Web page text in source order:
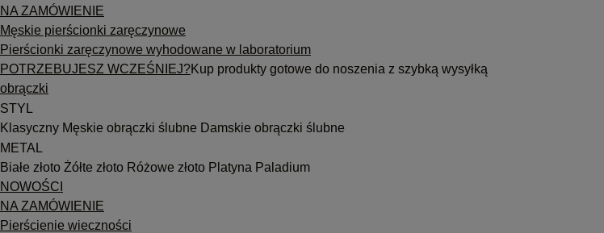
NA ZAMÓWIENIE
Męskie pierścionki zaręczynowe
Pierścionki zaręczynowe wyhodowane w laboratorium
POTRZEBUJESZ WCZEŚNIEJ?Kup produkty gotowe do noszenia z szybką wysyłką
obrączki
STYL
Klasyczny Męskie obrączki ślubne Damskie obrączki ślubne
METAL
Białe złoto Żółte złoto Różowe złoto Platyna Paladium
NOWOŚCI
NA ZAMÓWIENIE
Pierścienie wieczności